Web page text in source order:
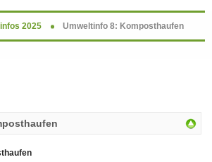
2025 Umweltinfo 8: Komposthaufen